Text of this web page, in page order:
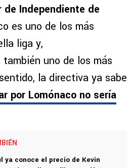
Independiente de
es uno de los más
liga y,
uno de los más
la directiva ya sabe
por Lomónaco no sería
ya conoce el precio de Kevin